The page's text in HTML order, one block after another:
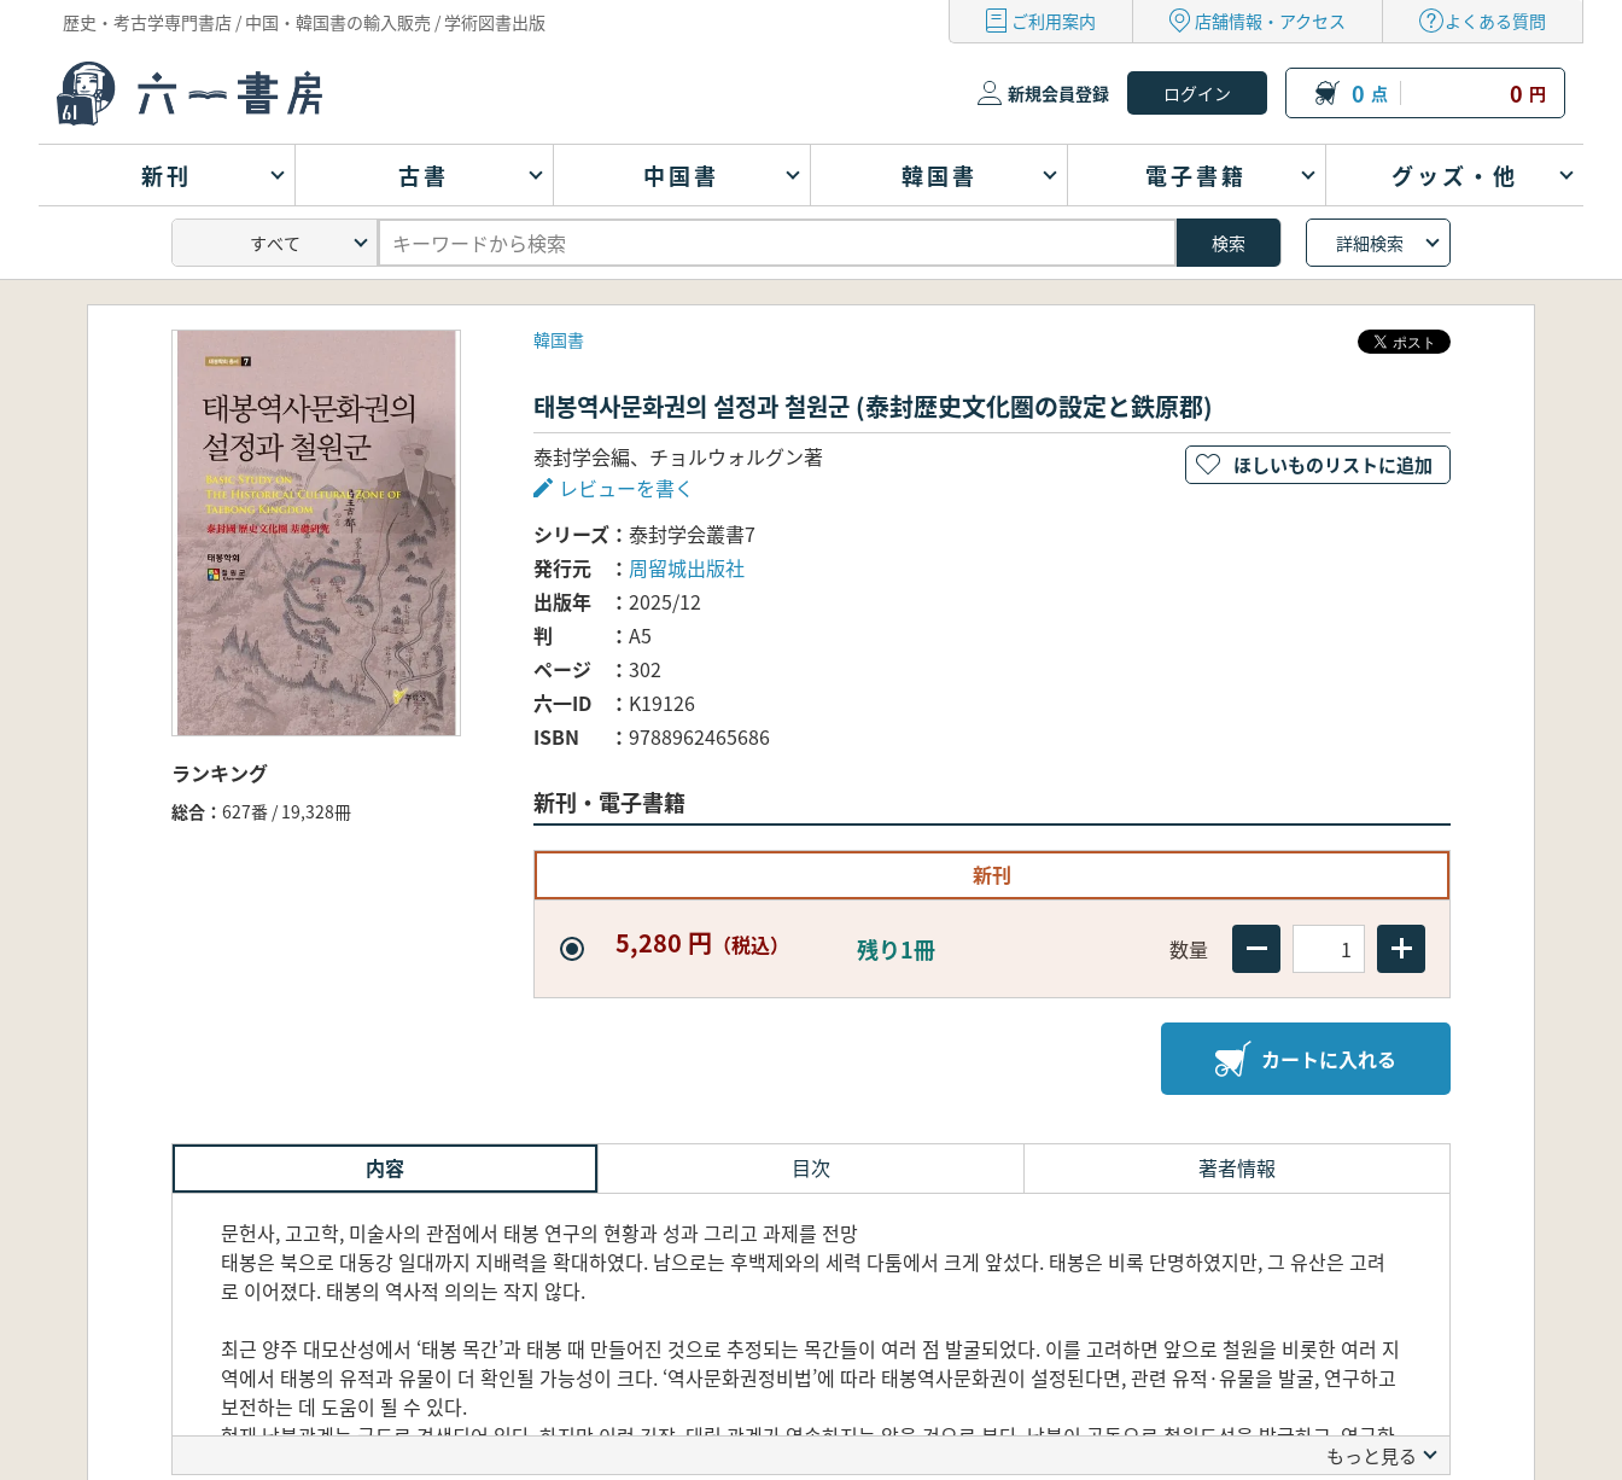
歴史・考古学専門書店 / 中国・韓国書の輸入販売 / 学術図書出版 ご利用案内 店舗情報・アクセス よくある質問
新規会員登録 0 点 0 円
新刊 古書 中国書 韓国書 電子書籍 グッズ・他
詳細検索
ランキング
総合 627番 / 19,328冊
韓国書
태봉역사문화권의 설정과 철원군 (泰封歴史文化圏の設定と鉄原郡)
泰封学会編、チョルウォルグン著
レビューを書く
シリーズ
泰封学会叢書7
発行元
周留城出版社
出版年
2025/12
判
A5
ページ
302
六一ID
K19126
ISBN
9788962465686
新刊・電子書籍
新刊
5,280 円 （税込） 残り1冊 数量
カートに入れる
ほしいものリストに追加
内容 目次 著者情報
문헌사, 고고학, 미술사의 관점에서 태봉 연구의 현황과 성과 그리고 과제를 전망
태봉은 북으로 대동강 일대까지 지배력을 확대하였다. 남으로는 후백제와의 세력 다툼에서 크게 앞섰다. 태봉은 비록 단명하였지만, 그 유산은 고려
로 이어졌다. 태봉의 역사적 의의는 작지 않다.
최근 양주 대모산성에서 ‘태봉 목간’과 태봉 때 만들어진 것으로 추정되는 목간들이 여러 점 발굴되었다. 이를 고려하면 앞으로 철원을 비롯한 여러 지
역에서 태봉의 유적과 유물이 더 확인될 가능성이 크다. ‘역사문화권정비법’에 따라 태봉역사문화권이 설정된다면, 관련 유적·유물을 발굴, 연구하고
보전하는 데 도움이 될 수 있다.
현재 남북관계는 극도로 경색되어 있다. 하지만 이런 긴장, 대립 관계가 영속하지는 않을 것으로 본다. 남북이 공동으로 철원도성을 발굴하고, 연구한
다는 것은 곧 남북의 화해와 협력을 상징적으로 보여주는 세계적인 이벤트가 될 것이다. 태봉역사문화권의 설정은 이를 위한 사전 작업으로서도 의미
もっと見る